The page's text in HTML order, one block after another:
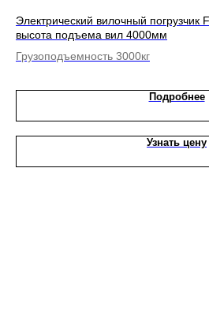
Электрический вилочный погрузчик
высота подъема вил 4000мм
Грузоподъемность 3000кг
Подробнее
Узнать цену